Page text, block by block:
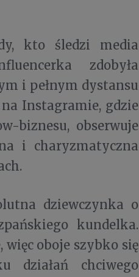
kto śledzi media
zdobyła
i pełnym dystansu
Instagramie, gdzie
biznesu, obserwuje
i charyzmatyczna
dziewczynka o
kundelka.
więc oboje szybko się
działań chciwego